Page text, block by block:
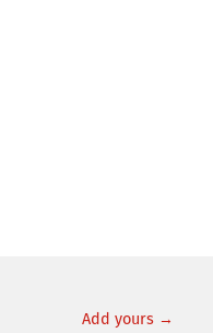
Add yours →